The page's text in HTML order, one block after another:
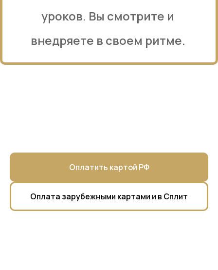
уроков. Вы смотрите и
внедряете в своем ритме.
Оплатить картой РФ
Оплата зарубежными картами и в Сплит